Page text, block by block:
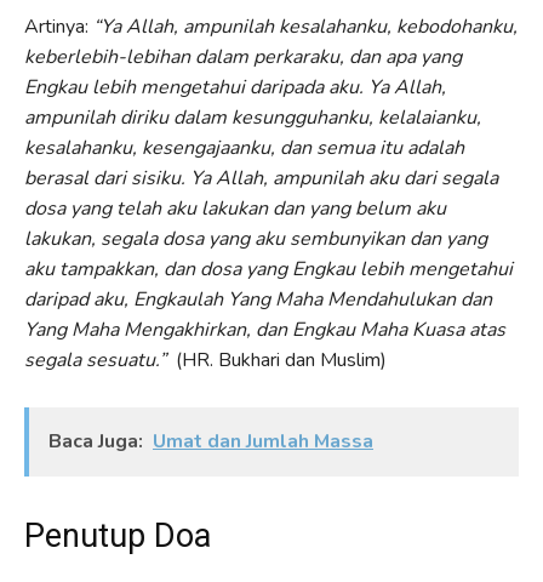
Artinya: “Ya Allah, ampunilah kesalahanku, kebodohanku,
keberlebih-lebihan dalam perkaraku, dan apa yang
Engkau lebih mengetahui daripada aku. Ya Allah,
ampunilah diriku dalam kesungguhanku, kelalaianku,
kesalahanku, kesengajaanku, dan semua itu adalah
berasal dari sisiku. Ya Allah, ampunilah aku dari segala
dosa yang telah aku lakukan dan yang belum aku
lakukan, segala dosa yang aku sembunyikan dan yang
aku tampakkan, dan dosa yang Engkau lebih mengetahui
daripad aku, Engkaulah Yang Maha Mendahulukan dan
Yang Maha Mengakhirkan, dan Engkau Maha Kuasa atas
segala sesuatu.” (HR. Bukhari dan Muslim)
Baca Juga: Umat dan Jumlah Massa
Penutup Doa